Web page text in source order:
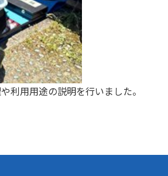
利用用途の説明を行いました。